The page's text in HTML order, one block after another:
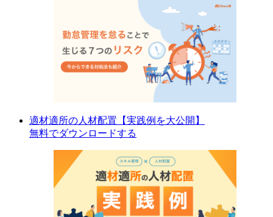
適材適所の人材配置【実践例を大公開】
無料でダウンロードする